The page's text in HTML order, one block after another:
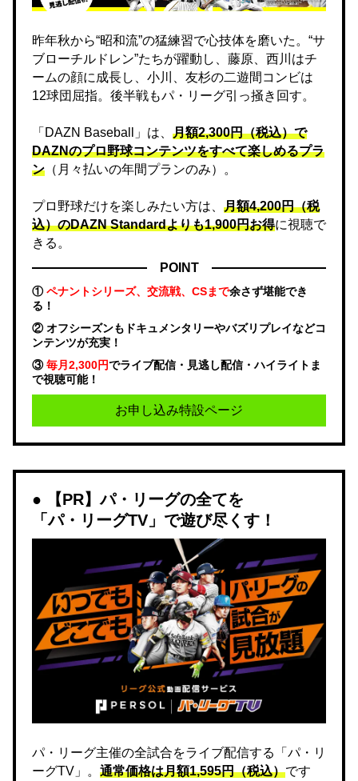
昨年秋から“昭和流”の猛練習で心技体を磨いた。“サ
ブローチルドレン”たちが躍動し、藤原、西川はチ
ームの顔に成長し、小川、友杉の二遊間コンビは
12球団屈指。後半戦もパ・リーグ引っ掻き回す。
「DAZN Baseball」は、 月額2,300円（税込）で
DAZNのプロ野球コンテンツをすべて楽しめるプラ
ン （月々払いの年間プランのみ）。
プロ野球だけを楽しみたい方は、 月額4,200円（税
込）のDAZN Standard​よりも1,900円お得に視聴で
きる。
POINT
①ペナントシリーズ、交流戦、CSまで余さず堪能でき
る！
② オフシーズンもドキュメンタリーやバズリプレイなどコ
ンテンツが充実！
③毎月2,300円でライブ配信・見逃し配信・ハイライトま
で視聴可能！
お申し込み特設ページ
【PR】パ・リーグの全てを
「パ・リーグTV」で遊び尽くす！
パ・リーグ主催の全試合をライブ配信する「パ・リ
ーグTV」。 通常価格は月額1,595円（税込）です